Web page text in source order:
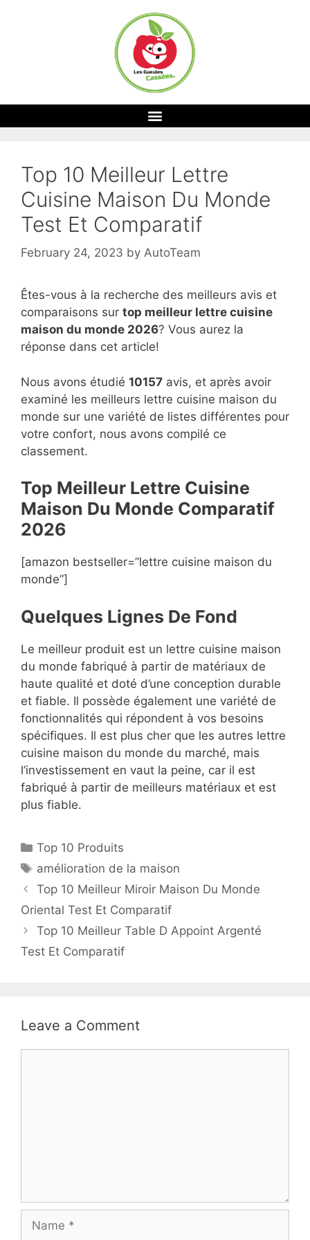
Top 10 Meilleur Lettre
Cuisine Maison Du Monde
Test Et Comparatif
February 24, 2023 by AutoTeam
Êtes-vous à la recherche des meilleurs avis et
comparaisons sur top meilleur lettre cuisine
maison du monde 2026? Vous aurez la
réponse dans cet article!
Nous avons étudié 10157 avis, et après avoir
examiné les meilleurs lettre cuisine maison du
monde sur une variété de listes différentes pour
votre confort, nous avons compilé ce
classement.
Top Meilleur Lettre Cuisine
Maison Du Monde Comparatif
2026
[amazon bestseller=”lettre cuisine maison du
monde”]
Quelques Lignes De Fond
Le meilleur produit est un lettre cuisine maison
du monde fabriqué à partir de matériaux de
haute qualité et doté d’une conception durable
et fiable. Il possède également une variété de
fonctionnalités qui répondent à vos besoins
spécifiques. Il est plus cher que les autres lettre
cuisine maison du monde du marché, mais
l’investissement en vaut la peine, car il est
fabriqué à partir de meilleurs matériaux et est
plus fiable.
Top 10 Produits
amélioration de la maison
Top 10 Meilleur Miroir Maison Du Monde
Oriental Test Et Comparatif
Top 10 Meilleur Table D Appoint Argenté
Test Et Comparatif
Leave a Comment